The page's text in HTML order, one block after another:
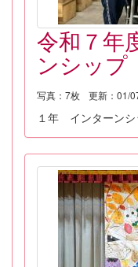
令和７
ンシップ
写真：7枚 更新：01/
１年 インターンシ